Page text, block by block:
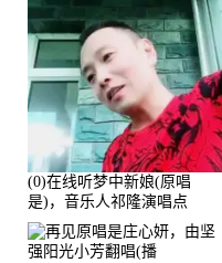
(0)在线听梦中新娘(原唱
是)，音乐人祁隆演唱点
播:2713192次